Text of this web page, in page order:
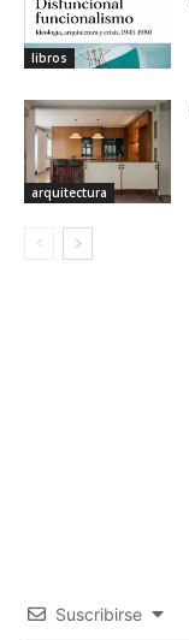
libros
arquitectura
Suscribirse